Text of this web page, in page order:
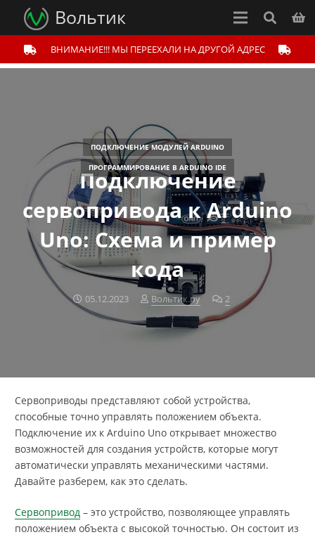
Вольтик
ВНИМАНИЕ!!! МЫ ПЕРЕЕХАЛИ НА ДРУГОЙ АДРЕС
Подключение
сервопривода к Arduino
Uno: Схема и пример
кода
05.12.2023 Вольтик.ру
ПОДКЛЮЧЕНИЕ МОДУЛЕЙ ARDUINO
ПРОГРАММИРОВАНИЕ В ARDUINO IDE
2 комментария
Сервоприводы представляют собой устройства,
способные точно управлять положением объекта.
Подключение их к Arduino Uno открывает множество
возможностей для создания устройств, которые могут
автоматически управлять механическими частями.
Давайте разберем, как это сделать.
Сервопривод – это устройство, позволяющее управлять
положением объекта с высокой точностью. Он состоит из